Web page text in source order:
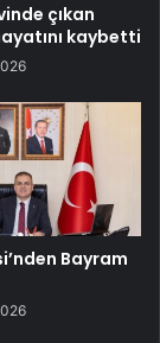
çıkan
kaybetti
Bayram